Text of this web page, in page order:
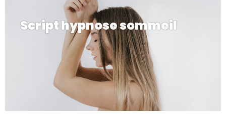
Script hypnose sommeil